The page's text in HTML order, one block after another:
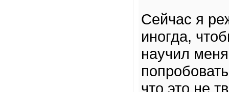
Сейчас я
иногда,
научил
что это не